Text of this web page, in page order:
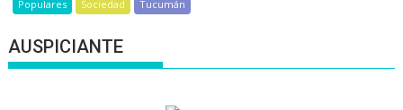
Populares Sociedad Tucumán
AUSPICIANTE